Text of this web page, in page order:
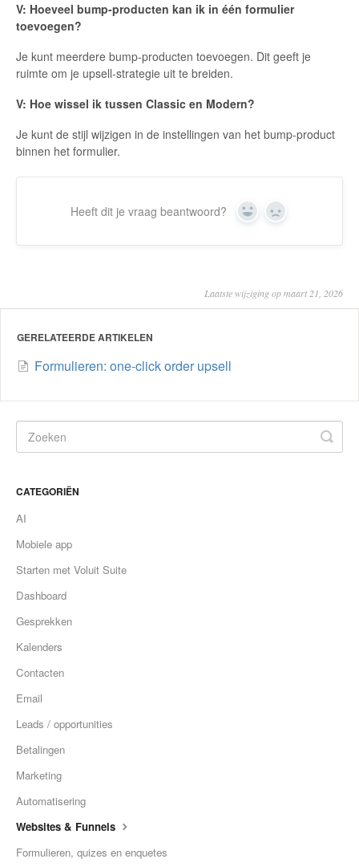
V: Hoeveel bump-producten kan ik in één formulier
toevoegen?
Je kunt meerdere bump-producten toevoegen. Dit geeft je
ruimte om je upsell-strategie uit te breiden.
V: Hoe wissel ik tussen Classic en Modern?
Je kunt de stijl wijzigen in de instellingen van het bump-product
binnen het formulier.
Heeft dit je vraag beantwoord? Yes No
Laatste wijziging op maart 21, 2026
GERELATEERDE ARTIKELEN
Formulieren: one-click order upsell
CATEGORIËN
AI
Mobiele app
Starten met Voluit Suite
Dashboard
Gesprekken
Kalenders
Contacten
Email
Leads / opportunities
Betalingen
Marketing
Automatisering
Websites & Funnels
Formulieren, quizes en enquetes